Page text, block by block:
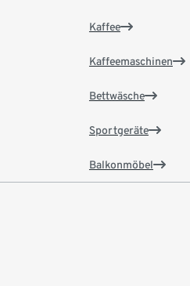
Kaffee
Kaffeemaschinen
Bettwäsche
Sportgeräte
Balkonmöbel